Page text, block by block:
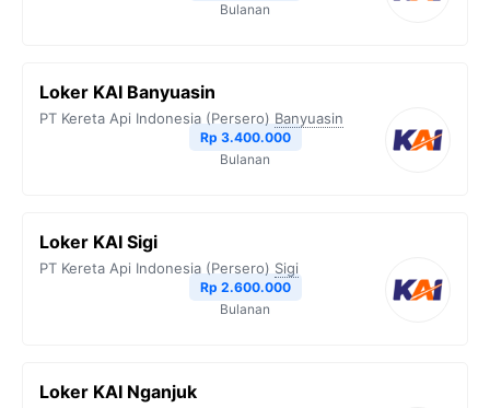
Bulanan
Loker KAI Banyuasin
PT Kereta Api Indonesia (Persero) Banyuasin
Rp 3.400.000
Bulanan
Loker KAI Sigi
PT Kereta Api Indonesia (Persero) Sigi
Rp 2.600.000
Bulanan
Loker KAI Nganjuk